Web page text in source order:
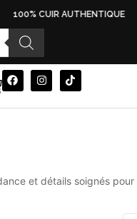
100% CUIR AUTHENTIQUE
et détails soignés